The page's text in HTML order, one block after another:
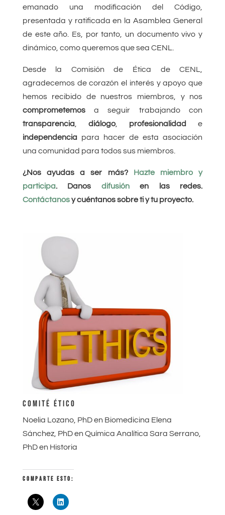
emanado una modificación del Código,
presentada y ratificada en la Asamblea General
de este año. Es, por tanto, un documento vivo y
dinámico, como queremos que sea CENL.
Desde la Comisión de Ética de CENL,
agradecemos de corazón el interés y apoyo que
hemos recibido de nuestros miembros, y nos
comprometemosa seguir trabajando con
transparencia, diálogo, profesionalidad
e
independenciapara hacer de esta asociación
una comunidad para todos sus miembros.
¿Nos ayudas a ser más? Hazte miembro y
participa. Danos difusiónen las redes.
Contáctanosy cuéntanos sobre ti y tu proyecto.
COMITÉ ÉTICO
Noelia Lozano, PhD en Biomedicina Elena
Sánchez, PhD en Química Analítica Sara Serrano,
PhD en Historia
COMPARTE ESTO: